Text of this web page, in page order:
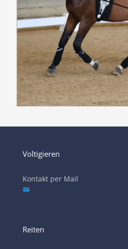
Voltigieren
Kontakt per Mail
Reiten